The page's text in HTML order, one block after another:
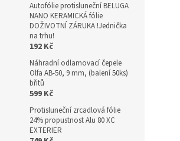
Autofólie protisluneční BELUGA
NANO KERAMICKÁ fólie
DOŽIVOTNÍ ZÁRUKA !Jednička
na trhu!
192 Kč
Náhradní odlamovací čepele
Olfa AB-50, 9 mm, (balení 50ks)
břitů
599 Kč
Protisluneční zrcadlová fólie
24% propustnost Alu 80 XC
EXTERIER